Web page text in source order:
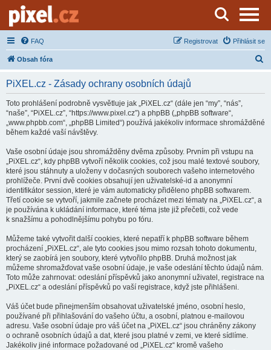
Server o natáčení a zpracování videa
FAQ Přihlásit se
Registrovat
Obsah fóra
PiXEL.cz - Zásady ochrany osobních údajů
Toto prohlášení podrobně vysvětluje jak „PiXEL.cz“ (dále jen “my”, “nás”,
“naše”, “PiXEL.cz”, “https://www.pixel.cz”) a phpBB („phpBB software“,
„www.phpbb.com“, „phpBB Limited“) používá jakékoliv informace shromážděné
během každé vaší návštěvy.
Vaše osobní údaje jsou shromážděny dvěma způsoby. Prvním při vstupu na
„PiXEL.cz“, kdy phpBB vytvoří několik cookies, což jsou malé textové soubory,
které jsou stáhnuty a uloženy v dočasných souborech vašeho internetového
prohlížeče. První dvě cookies obsahují jen uživatelské-id a anonymní
identifikátor session, které je vám automaticky přiděleno phpBB softwarem.
Třetí cookie se vytvoří, jakmile začnete procházet mezi tématy na „PiXEL.cz“, a
je používána k ukládání informace, které téma jste již přečetli, což vede
k snažšímu a pohodlnějšímu pohybu po fóru.
Můžeme také vytvořit další cookies, které nepatří k phpBB software během
procházení „PiXEL.cz“, ale tyto cookies jsou mimo rozsah tohoto dokumentu,
který se zaobírá jen soubory, které vytvořilo phpBB. Druhá možnost jak
můžeme shromažďovat vaše osobní údaje, je vaše odeslání těchto údajů nám.
Toto může zahrnovat: odeslání příspěvků jako anonymní uživatel, registrace na
„PiXEL.cz“ a odeslání příspěvků po vaší registrace, když jste přihlášeni.
Váš účet bude přinejmenším obsahovat uživatelské jméno, osobní heslo,
používané při přihlašování do vašeho účtu, a osobní, platnou e-mailovou
adresu. Vaše osobní údaje pro váš účet na „PiXEL.cz“ jsou chráněny zákony
o ochraně osobních údajů a dat, které jsou platné v zemi, ve které sídlíme.
Jakékoliv jiné informace požadované od „PiXEL.cz“ kromě vašeho